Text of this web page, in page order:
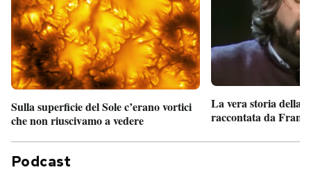
Sulla superficie del Sole c’erano vortici
che non riuscivamo a vedere
La vera storia della
raccontata da
Podcast